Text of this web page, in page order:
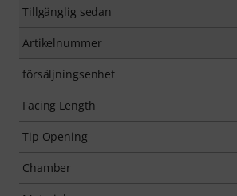
Tillgänglig sedan
Artikelnummer
försäljningsenhet
Facing Length
Tip Opening
Chamber